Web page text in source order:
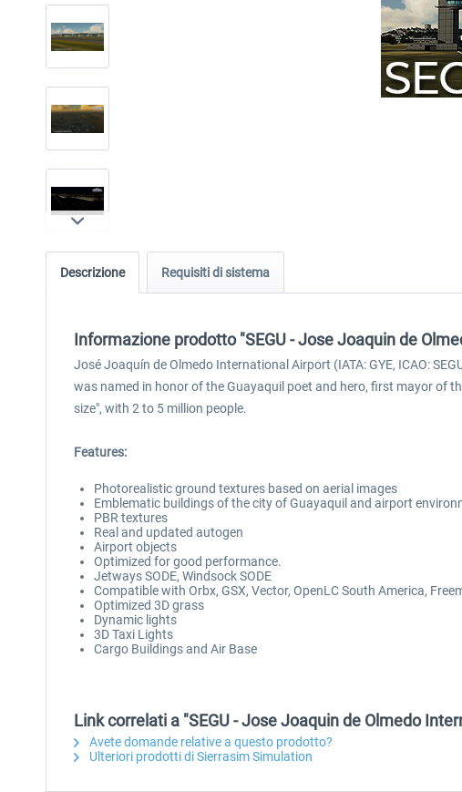
Descrizione Requisiti di sistema
Informazione prodotto "SEGU - Jose Joaquin de
José Joaquín de Olmedo International Airport (IATA: GYE, ICAO:
was named in honor of the Guayaquil poet and hero, first mayor of
size", with 2 to 5 million people.
Features:
Photorealistic ground textures based on aerial images
Emblematic buildings of the city of Guayaquil and airport
PBR textures
Real and updated autogen
Airport objects
Optimized for good performance.
Jetways SODE, Windsock SODE
Compatible with Orbx, GSX, Vector, OpenLC South America,
Optimized 3D grass
Dynamic lights
3D Taxi Lights
Cargo Buildings and Air Base
Link correlati a "SEGU - Jose Joaquin de Olmedo
Avete domande relative a questo prodotto?
Ulteriori prodotti di Sierrasim Simulation